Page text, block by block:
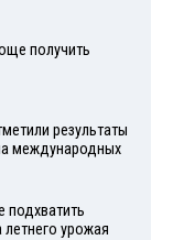
получить
результаты
международных
подхватить
урожая